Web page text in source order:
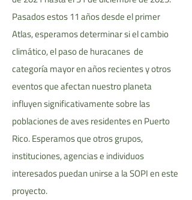
Pasados estos 11 años desde el primer
Atlas, esperamos determinar si el cambio
climático, el paso de huracanes de
categoría mayor en años recientes y otros
eventos que afectan nuestro planeta
influyen significativamente sobre las
poblaciones de aves residentes en Puerto
Rico. Esperamos que otros grupos,
instituciones, agencias e individuos
interesados puedan unirse a la SOPI en este
proyecto.